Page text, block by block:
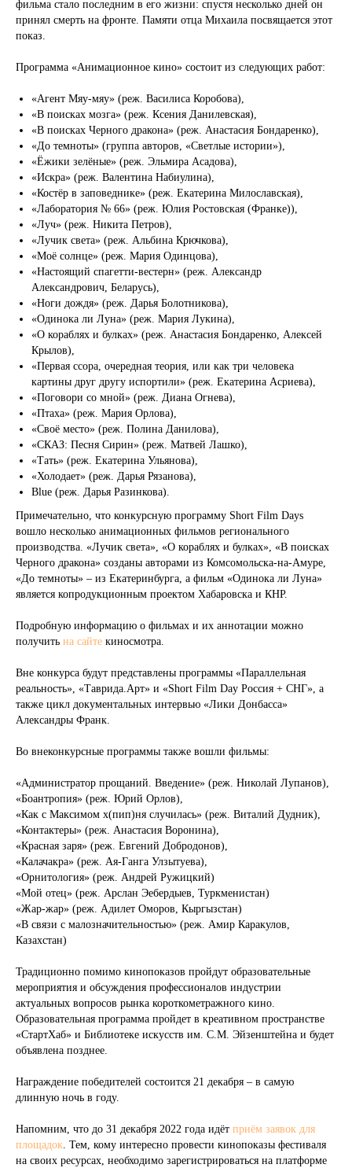
фильма стало последним в его жизни: спустя несколько дней он
принял смерть на фронте. Памяти отца Михаила посвящается этот
показ.
Программа «Анимационное кино» состоит из следующих работ:
«Агент Мяу-мяу» (реж. Василиса Коробова),
«В поисках мозга» (реж. Ксения Данилевская),
«В поисках Черного дракона» (реж. Анастасия Бондаренко),
«До темноты» (группа авторов, «Светлые истории»),
«Ёжики зелёные» (реж. Эльмира Асадова),
«Искра» (реж. Валентина Набиулина),
«Костёр в заповеднике» (реж. Екатерина Милославская),
«Лаборатория № 66» (реж. Юлия Ростовская (Франке)),
«Луч» (реж. Никита Петров),
«Лучик света» (реж. Альбина Крючкова),
«Моё солнце» (реж. Мария Одинцова),
«Настоящий спагетти-вестерн» (реж. Александр
Александрович, Беларусь),
«Ноги дождя» (реж. Дарья Болотникова),
«Одинока ли Луна» (реж. Мария Лукина),
«О кораблях и булках» (реж. Анастасия Бондаренко, Алексей
Крылов),
«Первая ссора, очередная теория, или как три человека
картины друг другу испортили» (реж. Екатерина Асриева),
«Поговори со мной» (реж. Диана Огнева),
«Птаха» (реж. Мария Орлова),
«Своё место» (реж. Полина Данилова),
«СКАЗ: Песня Сирин» (реж. Матвей Лашко),
«Тать» (реж. Екатерина Ульянова),
«Холодает» (реж. Дарья Рязанова),
Blue (реж. Дарья Разинкова).
Примечательно, что конкурсную программу Short Film Days
вошло несколько анимационных фильмов регионального
производства. «Лучик света», «О кораблях и булках», «В поисках
Черного дракона» созданы авторами из Комсомольска-на-Амуре,
«До темноты» – из Екатеринбурга, а фильм «Одинока ли Луна»
является копродукционным проектом Хабаровска и КНР.
Подробную информацию о фильмах и их аннотации можно
получить на сайте киносмотра.
Вне конкурса будут представлены программы «Параллельная
реальность», «Таврида.Арт» и «Short Film Day Россия + СНГ», а
также цикл документальных интервью «Лики Донбасса»
Александры Франк.
Во внеконкурсные программы также вошли фильмы:
«Администратор прощаний. Введение» (реж. Николай Лупанов),
«Боантропия» (реж. Юрий Орлов),
«Как с Максимом х(пип)ня случилась» (реж. Виталий Дудник),
«Контактеры» (реж. Анастасия Воронина),
«Красная заря» (реж. Евгений Добродонов),
«Калачакра» (реж. Ая-Ганга Улзытуева),
«Орнитология» (реж. Андрей Ружицкий)
«Мой отец» (реж. Арслан Эебердыев, Туркменистан)
«Жар-жар» (реж. Адилет Оморов, Кыргызстан)
«В связи с малозначительностью» (реж. Амир Каракулов,
Казахстан)
Традиционно помимо кинопоказов пройдут образовательные
мероприятия и обсуждения профессионалов индустрии
актуальных вопросов рынка короткометражного кино.
Образовательная программа пройдет в креативном пространстве
«СтартХаб» и Библиотеке искусств им. С.М. Эйзенштейна и будет
объявлена позднее.
Награждение победителей состоится 21 декабря – в самую
длинную ночь в году.
Напомним, что до 31 декабря 2022 года идёт приём заявок для
площадок. Тем, кому интересно провести кинопоказы фестиваля
на своих ресурсах, необходимо зарегистрироваться на платформе